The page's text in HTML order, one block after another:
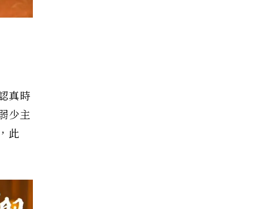
真時
少主
此